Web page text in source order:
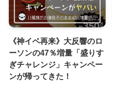
《神イベ再来》大反響のロ
ーソンの47％増量「盛りす
ぎチャレンジ」キャンペー
ンが帰ってきた！